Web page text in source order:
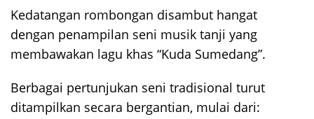
Kedatangan rombongan disambut hangat
dengan penampilan seni musik tanji yang
membawakan lagu khas “Kuda Sumedang”.
Berbagai pertunjukan seni tradisional turut
ditampilkan secara bergantian, mulai dari: